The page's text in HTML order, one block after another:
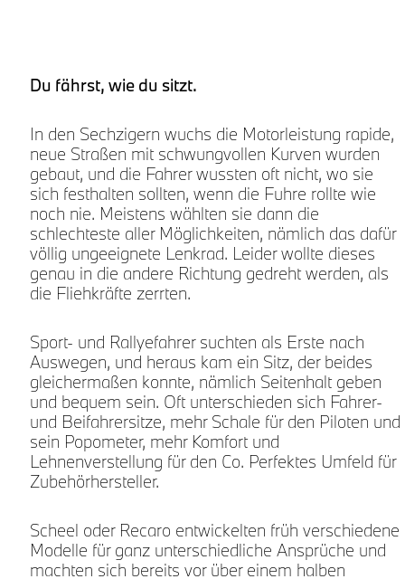
Du fährst, wie du sitzt.
In den Sechzigern wuchs die Motorleistung rapide,
neue Straßen mit schwungvollen Kurven wurden
gebaut, und die Fahrer wussten oft nicht, wo sie
sich festhalten sollten, wenn die Fuhre rollte wie
noch nie. Meistens wählten sie dann die
schlechteste aller Möglichkeiten, nämlich das dafür
völlig ungeeignete Lenkrad. Leider wollte dieses
genau in die andere Richtung gedreht werden, als
die Fliehkräfte zerrten.
Sport- und Rallyefahrer suchten als Erste nach
Auswegen, und heraus kam ein Sitz, der beides
gleichermaßen konnte, nämlich Seitenhalt geben
und bequem sein. Oft unterschieden sich Fahrer-
und Beifahrersitze, mehr Schale für den Piloten und
sein Popometer, mehr Komfort und
Lehnenverstellung für den Co. Perfektes Umfeld für
Zubehörhersteller.
Scheel oder Recaro entwickelten früh verschiedene
Modelle für ganz unterschiedliche Ansprüche und
machten sich bereits vor über einem halben